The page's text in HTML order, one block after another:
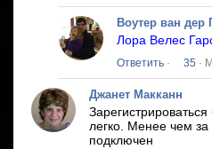
Воутер ван дер
Лора Велес
Ответить · 35 ·
Джанет Макканн
легко. Менее чем за
подключен